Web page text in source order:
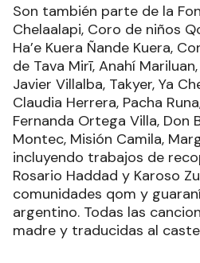
Son también parte de la
Chelaalapi, Coro de niños
Ha’e Kuera Ñande Kuera,
de Tava Mirī, Anahí
Javier Villalba, Takyer, Ya
Claudia Herrera, Pacha
Fernanda Ortega Villa, Don
Montec, Misión Camila,
incluyendo trabajos de
Rosario Haddad y Karoso
comunidades qom y
argentino. Todas las
madre y traducidas al